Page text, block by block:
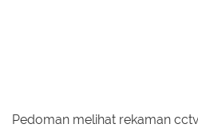
Pedoman melihat rekaman